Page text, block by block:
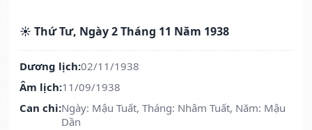
☀️ Thứ Tư, Ngày 2 Tháng 11 Năm 1938
Dương lịch:02/11/1938
Âm lịch:11/09/1938
Can chi:Ngày: Mậu Tuất, Tháng: Nhâm Tuất, Năm: Mậu
Dần